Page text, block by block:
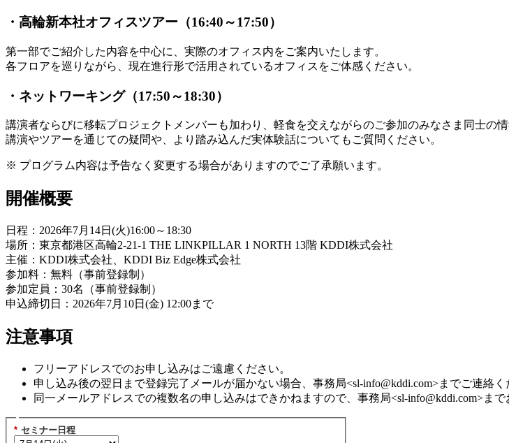
・高輪新本社オフィスツアー（16:40～17:50）
第一部でご紹介した内容を中心に、実際のオフィス内をご案内いたします。
各フロアを巡りながら、現在進行形で活用されているオフィスをご体感ください。
・ネットワーキング（17:50～18:30）
講演者ならびに移転プロジェクトメンバーも加わり、軽食を交えながらのご参加のみなさま同士の
講演やツアーを通じての疑問や、より踏み込んだ実体験話についてもご質問ください。
※ プログラム内容は予告なく変更する場合がありますのでご了承願います。
開催概要
日程：2026年7月14日(火)16:00～18:30
場所：東京都港区高輪2-21-1 THE LINKPILLAR 1 NORTH 13階 KDDI株式会社
主催：KDDI株式会社、KDDI Biz Edge株式会社
参加料：無料（事前登録制）
参加定員：30名（事前登録制）
申込締切日：2026年7月10日(金) 12:00まで
注意事項
フリーアドレスでのお申し込みはご遠慮ください。
申し込み後の翌日まで登録完了メールが届かない場合、事務局<sl-info@kddi.com>までご連絡く
同一メールアドレスでの複数名の申し込みはできかねますので、事務局<sl-info@kddi.com>まで
* セミナー日程